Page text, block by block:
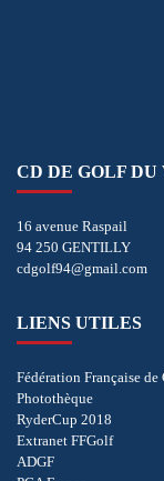
CD DE GOLF
16 avenue Raspail
94 250 GENTILLY
cdgolf94@gmail.com
LIENS UTILES
Fédération Française de
Photothèque
RyderCup 2018
Extranet FFGolf
ADGF